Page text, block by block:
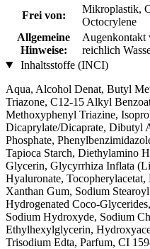
Frei von:
Mikroplastik,
Octocrylene
Allgemeine
Hinweise:
Augenkontakt
reichlich
Inhaltsstoffe (INCI)
Aqua, Alcohol Denat, Butyl
Triazone, C12-15 Alkyl
Methoxyphenyl Triazine,
Dicaprylate/Dicaprate, Dibutyl
Phosphate,
Tapioca Starch, Diethylamino
Glycerin, Glycyrrhiza Inflata
Hyaluronate,
Xanthan Gum, Sodium
Hydrogenated Coco-
Sodium Hydroxyde, Sodium
Ethylhexylglycerin,
Trisodium Edta, Parfum, CI